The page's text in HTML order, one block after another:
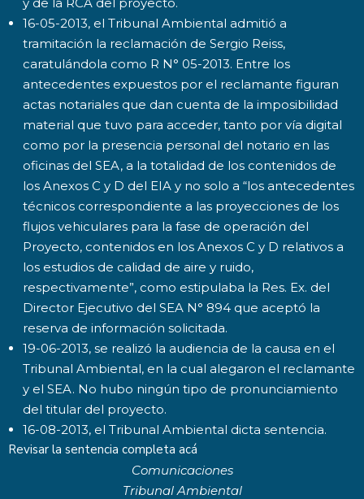
16-05-2013, el Tribunal Ambiental admitió a
tramitación la reclamación de Sergio Reiss,
caratulándola como R N° 05-2013. Entre los
antecedentes expuestos por el reclamante figuran
actas notariales que dan cuenta de la imposibilidad
material que tuvo para acceder, tanto por vía digital
como por la presencia personal del notario en las
oficinas del SEA, a la totalidad de los contenidos de
los Anexos C y D del EIA y no solo a “los antecedentes
técnicos correspondiente a las proyecciones de los
flujos vehiculares para la fase de operación del
Proyecto, contenidos en los Anexos C y D relativos a
los estudios de calidad de aire y ruido,
respectivamente”, como estipulaba la Res. Ex. del
Director Ejecutivo del SEA N° 894 que aceptó la
reserva de información solicitada.
19-06-2013, se realizó la audiencia de la causa en el
Tribunal Ambiental, en la cual alegaron el reclamante
y el SEA. No hubo ningún tipo de pronunciamiento
del titular del proyecto.
16-08-2013, el Tribunal Ambiental dicta sentencia.
Revisar la sentencia completa acá
Comunicaciones
Tribunal Ambiental